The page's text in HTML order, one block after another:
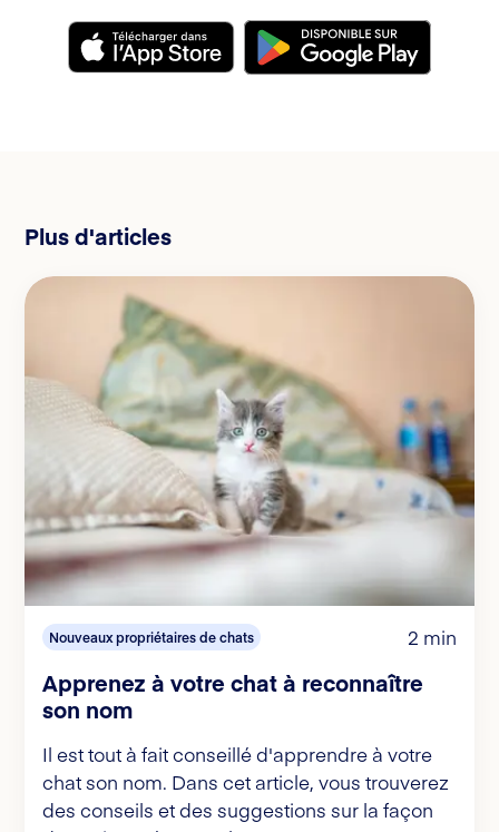
Plus d'articles
Nouveaux propriétaires de chats 2 min
Apprenez à votre chat à reconnaître
son nom
Il est tout à fait conseillé d'apprendre à votre
chat son nom. Dans cet article, vous trouverez
des conseils et des suggestions sur la façon